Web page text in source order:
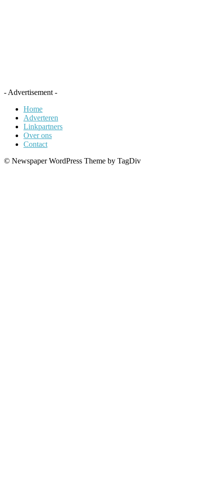
- Advertisement -
Home
Adverteren
Linkpartners
Over ons
Contact
© Newspaper WordPress Theme by TagDiv